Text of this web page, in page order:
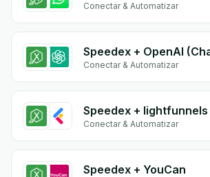
Conectar & Automatizar
Speedex + OpenAI
Conectar & Automatizar
Speedex + lightfunnels
Conectar & Automatizar
Speedex + YouCan